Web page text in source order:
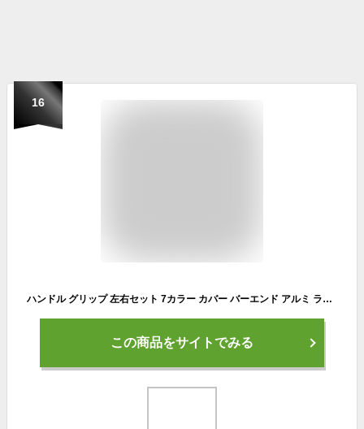
16
ハンドル グリップ 左右セット 7カラー カバー バーエンド アルミ ラバー バイク 汎用
この商品をサイトでみる